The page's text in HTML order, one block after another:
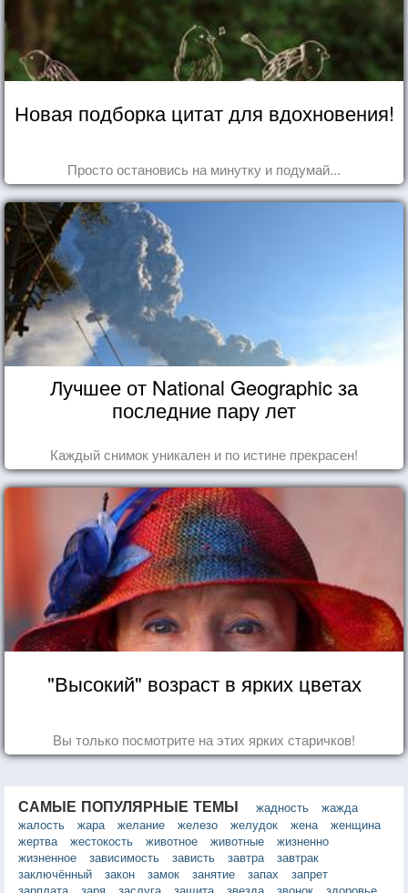
Новая подборка цитат для вдохновения!
Просто остановись на минутку и подумай...
Лучшее от National Geographic за
последние пару лет
Каждый снимок уникален и по истине прекрасен!
"Высокий" возраст в ярких цветах
Вы только посмотрите на этих ярких старичков!
САМЫЕ ПОПУЛЯРНЫЕ ТЕМЫ жадность
жажда
жалость
жара желание железо желудок жена
женщина
жертва
жестокость животное животные
жизненно
жизненное
зависимость зависть завтра
завтрак
заключённый
закон замок занятие запах
запрет